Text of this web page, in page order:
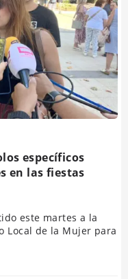
específicos
en las fiestas
este martes a la
Local de la Mujer para